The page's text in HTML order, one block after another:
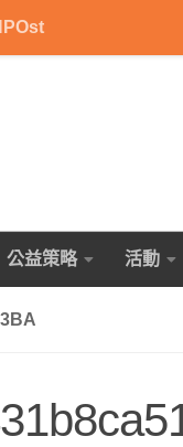
公益策略 活動